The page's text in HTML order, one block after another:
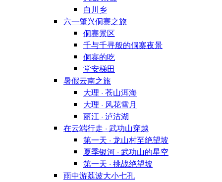
白川乡
六一肇兴侗寨之旅
侗寨景区
千与千寻般的侗寨夜景
侗寨的吃
堂安梯田
暑假云南之旅
大理 · 苍山洱海
大理 · 风花雪月
丽江 · 泸沽湖
在云端行走 · 武功山穿越
第一天 · 龙山村至绝望坡
夏季银河 · 武功山的星空
第一天 · 挑战绝望坡
雨中游荔波大小七孔